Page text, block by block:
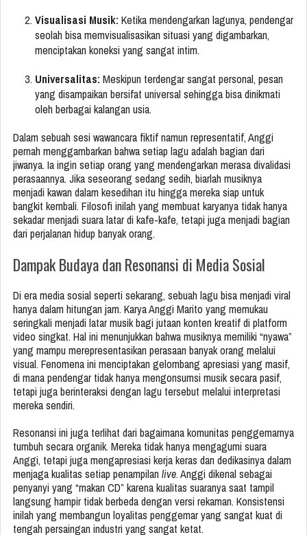
Visualisasi Musik: Ketika mendengarkan lagunya, pendengar
seolah bisa memvisualisasikan situasi yang digambarkan,
menciptakan koneksi yang sangat intim.
Universalitas: Meskipun terdengar sangat personal, pesan
yang disampaikan bersifat universal sehingga bisa dinikmati
oleh berbagai kalangan usia.
Dalam sebuah sesi wawancara fiktif namun representatif, Anggi
pernah menggambarkan bahwa setiap lagu adalah bagian dari
jiwanya. Ia ingin setiap orang yang mendengarkan merasa divalidasi
perasaannya. Jika seseorang sedang sedih, biarlah musiknya
menjadi kawan dalam kesedihan itu hingga mereka siap untuk
bangkit kembali. Filosofi inilah yang membuat karyanya tidak hanya
sekadar menjadi suara latar di kafe-kafe, tetapi juga menjadi bagian
dari perjalanan hidup banyak orang.
Dampak Budaya dan Resonansi di Media Sosial
Di era media sosial seperti sekarang, sebuah lagu bisa menjadi viral
hanya dalam hitungan jam. Karya Anggi Marito yang memukau
seringkali menjadi latar musik bagi jutaan konten kreatif di platform
video singkat. Hal ini menunjukkan bahwa musiknya memiliki “nyawa”
yang mampu merepresentasikan perasaan banyak orang melalui
visual. Fenomena ini menciptakan gelombang apresiasi yang masif,
di mana pendengar tidak hanya mengonsumsi musik secara pasif,
tetapi juga berinteraksi dengan lagu tersebut melalui interpretasi
mereka sendiri.
Resonansi ini juga terlihat dari bagaimana komunitas penggemarnya
tumbuh secara organik. Mereka tidak hanya mengagumi suara
Anggi, tetapi juga mengapresiasi kerja keras dan dedikasinya dalam
menjaga kualitas setiap penampilan live. Anggi dikenal sebagai
penyanyi yang “makan CD” karena kualitas suaranya saat tampil
langsung hampir tidak berbeda dengan versi rekaman. Konsistensi
inilah yang membangun loyalitas penggemar yang sangat kuat di
tengah persaingan industri yang sangat ketat.